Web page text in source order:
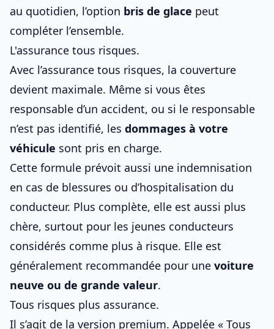
au quotidien, l’option bris de glace peut
compléter l’ensemble.
L'assurance tous risques.
Avec l’assurance tous risques, la couverture
devient maximale. Même si vous êtes
responsable d’un accident, ou si le responsable
n’est pas identifié, les dommages à votre
véhicule sont pris en charge.
Cette formule prévoit aussi une indemnisation
en cas de blessures ou d’hospitalisation du
conducteur. Plus complète, elle est aussi plus
chère, surtout pour les jeunes conducteurs
considérés comme plus à risque. Elle est
généralement recommandée pour une voiture
neuve ou de grande valeur.
Tous risques plus assurance.
Il s’agit de la version premium. Appelée « Tous